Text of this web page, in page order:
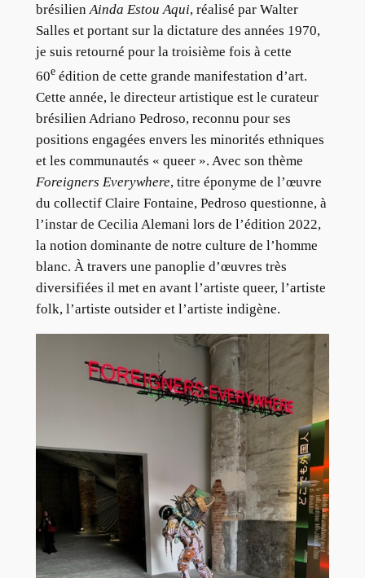
brésilienAinda Estou Aqui, réalisé par Walter
Salles et portant sur la dictature des années 1970,
je suis retourné pour la troisième fois à cette
60eédition de cette grande manifestation d’art.
Cette année, le directeur artistique est le curateur
brésilien Adriano Pedroso, reconnu pour ses
positions engagées envers les minorités ethniques
et les communautés « queer ». Avec son thème
Foreigners Everywhere, titre éponyme de l’œuvre
du collectif Claire Fontaine, Pedroso questionne, à
l’instar de Cecilia Alemani lors de l’édition 2022,
la notion dominante de notre culture de l’homme
blanc. À travers une panoplie d’œuvres très
diversifiées il met en avant l’artiste queer, l’artiste
folk, l’artiste outsider et l’artiste indigène.